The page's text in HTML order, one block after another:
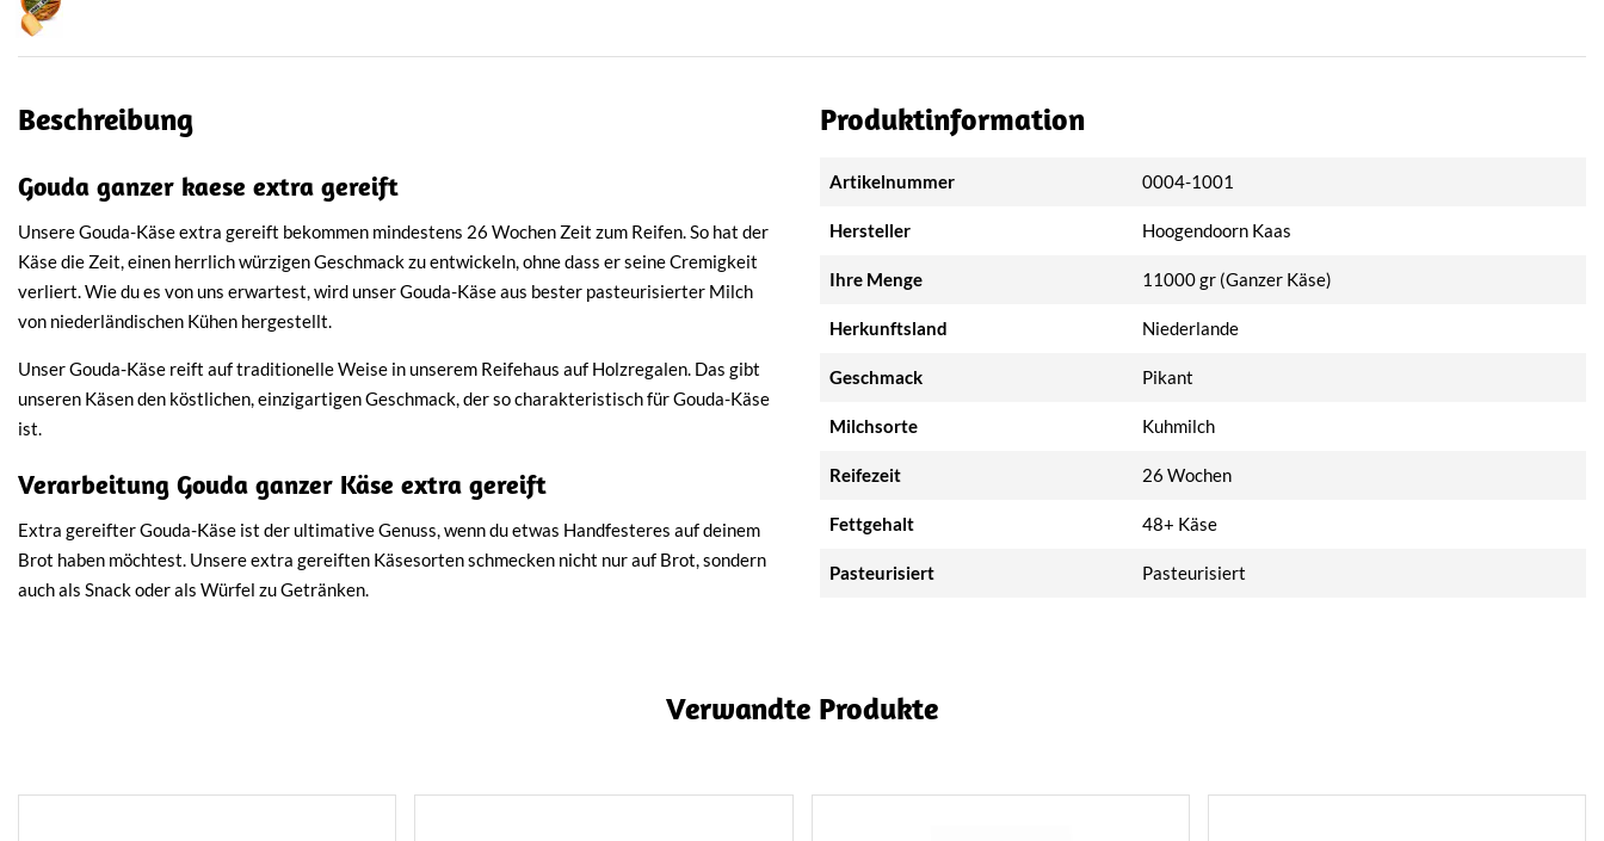
Beschreibung
Gouda ganzer kaese extra gereift
Unsere Gouda-Käse extra gereift bekommen mindestens 26 Wochen Zeit zum Reifen. So hat der
Käse die Zeit, einen herrlich würzigen Geschmack zu entwickeln, ohne dass er seine Cremigkeit
verliert. Wie du es von uns erwartest, wird unser Gouda-Käse aus bester pasteurisierter Milch
von niederländischen Kühen hergestellt.
Unser Gouda-Käse reift auf traditionelle Weise in unserem Reifehaus auf Holzregalen. Das gibt
unseren Käsen den köstlichen, einzigartigen Geschmack, der so charakteristisch für Gouda-Käse
ist.
Verarbeitung Gouda ganzer Käse extra gereift
Extra gereifter Gouda-Käse ist der ultimative Genuss, wenn du etwas Handfesteres auf deinem
Brot haben möchtest. Unsere extra gereiften Käsesorten schmecken nicht nur auf Brot, sondern
auch als Snack oder als Würfel zu Getränken.
Produktinformation
Artikelnummer 0004-1001
Hersteller Hoogendoorn Kaas
Ihre Menge 11000 gr (Ganzer Käse)
Herkunftsland Niederlande
Geschmack Pikant
Milchsorte Kuhmilch
Reifezeit 26 Wochen
Fettgehalt 48+ Käse
Pasteurisiert Pasteurisiert
Verwandte Produkte